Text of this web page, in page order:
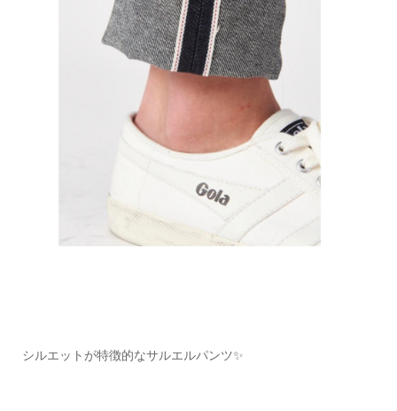
シルエットが特徴的なサルエルパンツ✨